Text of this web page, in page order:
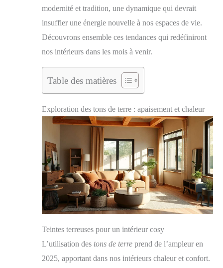
modernité et tradition, une dynamique qui devrait
insuffler une énergie nouvelle à nos espaces de vie.
Découvrons ensemble ces tendances qui redéfiniront
nos intérieurs dans les mois à venir.
Table des matières
Exploration des tons de terre : apaisement et chaleur
Teintes terreuses pour un intérieur cosy
L’utilisation des tons de terre prend de l’ampleur en
2025, apportant dans nos intérieurs chaleur et confort.